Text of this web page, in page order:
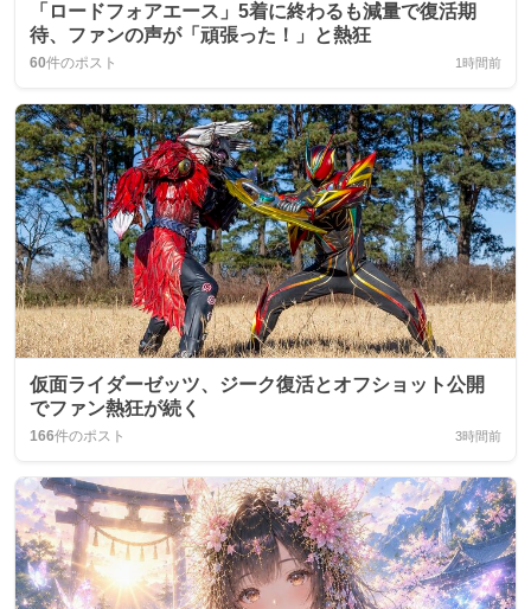
「ロードフォアエース」5着に終わるも減量で復活期
待、ファンの声が「頑張った！」と熱狂
60件のポスト 1時間前
仮面ライダーゼッツ、ジーク復活とオフショット公開
でファン熱狂が続く
166件のポスト 3時間前